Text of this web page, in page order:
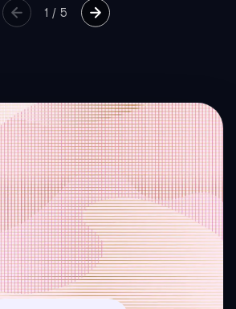
1 /5